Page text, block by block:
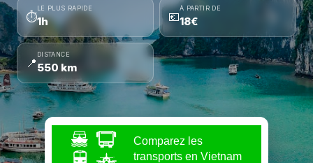
⏱
LE PLUS RAPIDE
1h 💶
À PARTIR DE
18€
📍
DISTANCE
550 km
Comparez les
transports en Vietnam